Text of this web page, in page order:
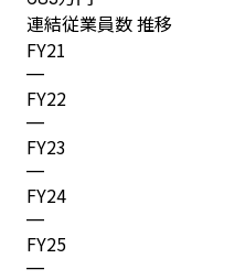
連結従業員数 推移
FY21
—
FY22
—
FY23
—
FY24
—
FY25
—